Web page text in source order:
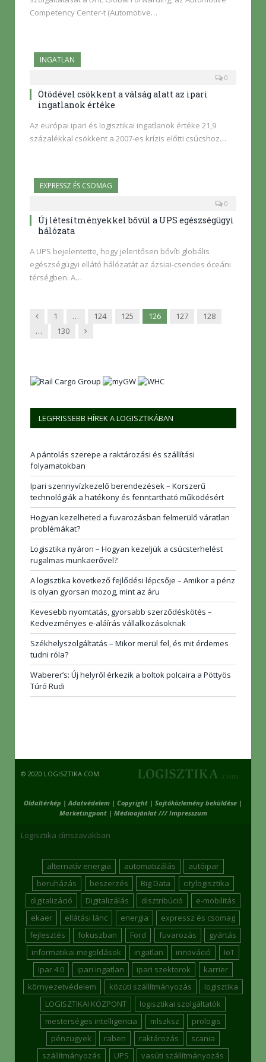
Competency Center-t (Automotive…
INGATLAN
0
Ötödével csökkent a válság alatt az ipari
ingatlanok értéke
Az európai ipari és logisztikai ingatlanok értéke 21,9
százalékkal csökkent a 2007-es krízis előtti csúcshoz…
EXPRESSZ ÉS CSOMAG
0
Új létesítményekkel bővül a UPS egészségügyi
hálózata
A UPS bejelentette, hogy jelentősen bővíti globális
egészségügyi ellátó hálózatát az ázsiai-csendes óceáni
térségben. A…
Előző1 … 124 125 126 127
128
…
130 Következő
LEGFRISSEBB HÍREK A LOGISZTIKÁBAN
A pántolás szerepe a raktározási és szállítási
folyamatokban
Ipari szennyvízkezelő berendezések – Korszerű
technológiák a hatékony és fenntartható működésért
Hogyan kezelheted a fuvarozásban felmerülő váratlan
problémákat?
Logisztika nyáron – Hogyan kezeljük a csúcsterhelést
rugalmas munkaerővel?
A logisztika következő fejlődési lépcsője – Amikor a pénz
is olyan gyorsan mozog, mint az áru
Kevesebb nyomtatás, gyorsabb szerződéskötés –
Kedvezményes e-aláírás vállalkozásoknak
Székhelyszolgáltatás – Mikor merül fel, és mit érdemes
tudni róla?
Waberer’s: Új helyről érkezik a boltok polcaira a Pöttyös
Túró Rudi
© 2020 LOGISZTIKA.COM
Oldaltérkép |Adatvédelem | Copyright | Sajtóközlemény beküldése |
Marketingpont| Médiaajánlat /// Impresszum
Logisztika címszavakban
alternatív energia automatizálás
autóipar
beruházás
beszerzés Big Data
citylogisztika
digitalizáció
Digitalizálás disztribúció
e-mobilitás
ekaer
ellátási lánc energia
expressz és csomag
fejlesztés
fokuszban Ford fuvarozás
gyártás
informatikai megoldások
ingatlan innováció
IoT
Ipar 4.0
ipari ingatlan ipari szektorok
karrier
környezetvédelem
közúti szállítmányozás
logisztika
LOGISZTIKAI KÖZPONT
logisztikai szolgáltatók
mesterséges intelligencia
mlszksz
prologis
pénzügyek
raben raktározás
scania
szállítmányozás
UPS
vasúti szállítmányozás